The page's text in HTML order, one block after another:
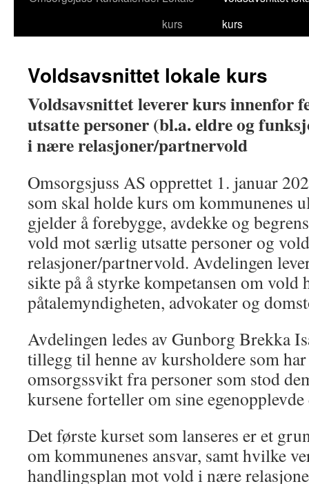
kurs
kurs
Voldsavsnittet lokale kurs
Voldsavsnittet leverer kurs innenfor
utsatte personer (bl.a. eldre og
i nære relasjoner/partnervold
Omsorgsjuss AS opprettet 1. januar
som skal holde kurs om kommunenes
gjelder å forebygge, avdekke og
vold mot særlig utsatte personer og
relasjoner/partnervold. Avdelingen
sikte på å styrke kompetansen om vold
påtalemyndigheten, advokater og
Avdelingen ledes av Gunborg Brekka
tillegg til henne av kursholdere som
omsorgssvikt fra personer som stod
kursene forteller om sine
Det første kurset som lanseres er et
om kommunenes ansvar, samt hvilke
handlingsplan mot vold i nære